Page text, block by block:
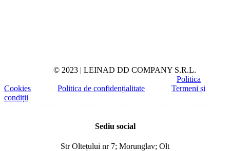
© 2023 | LEINAD DD COMPANY S.R.L.
Politica
Cookies
Politica de confidențialitate
Termeni și
condiții
Sediu social
Str Oltețului nr 7; Morunglav; Olt